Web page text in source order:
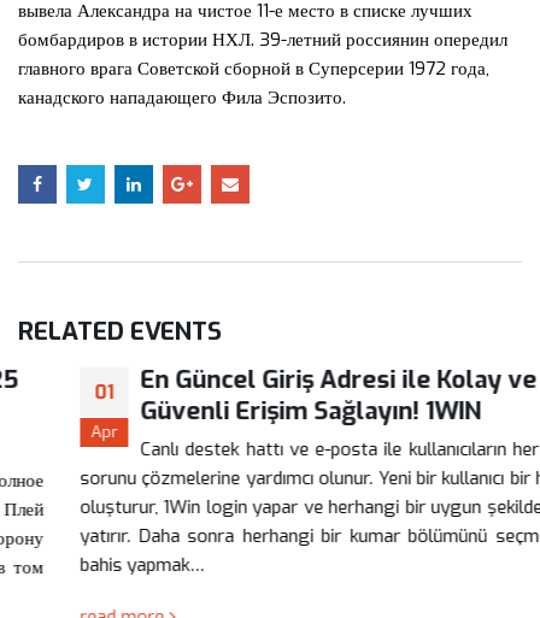
вывела Александра на чистое 11-е место в списке лучших
бомбардиров в истории НХЛ. 39-летний россиянин опередил
главного врага Советской сборной в Суперсерии 1972 года,
канадского нападающего Фила Эспозито.
RELATED EVENTS
En Güncel Giriş Adresi ile Kolay ve
Güvenli Erişim Sağlayın! 1WIN
Canlı destek hattı ve e-posta ile kullanıcıların her türlü
sorunu çözmelerine yardımcı olunur. Yeni bir kullanıcı bir hesap
oluşturur, 1Win login yapar ve herhangi bir uygun şekilde para
yatırır. Daha sonra herhangi bir kumar bölümünü seçmek ve
bahis yapmak…